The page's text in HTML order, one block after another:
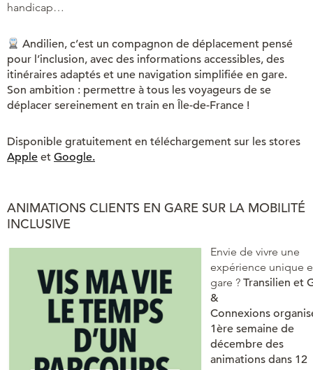
handicap…
Andilien, c’est un compagnon de déplacement pensé
pour l’inclusion, avec des informations accessibles, des
itinéraires adaptés et une navigation simplifiée en gare.
Son ambition : permettre à tous les voyageurs de se
déplacer sereinement en train en Île-de-France !
Disponible gratuitement en téléchargement sur les stores
Apple et Google.
ANIMATIONS CLIENTS EN GARE SUR LA MOBILITÉ
INCLUSIVE
Envie de vivre une
expérience unique
gare ? Transilien et
&
Connexions
1ère semaine de
décembre des
animations dans 12